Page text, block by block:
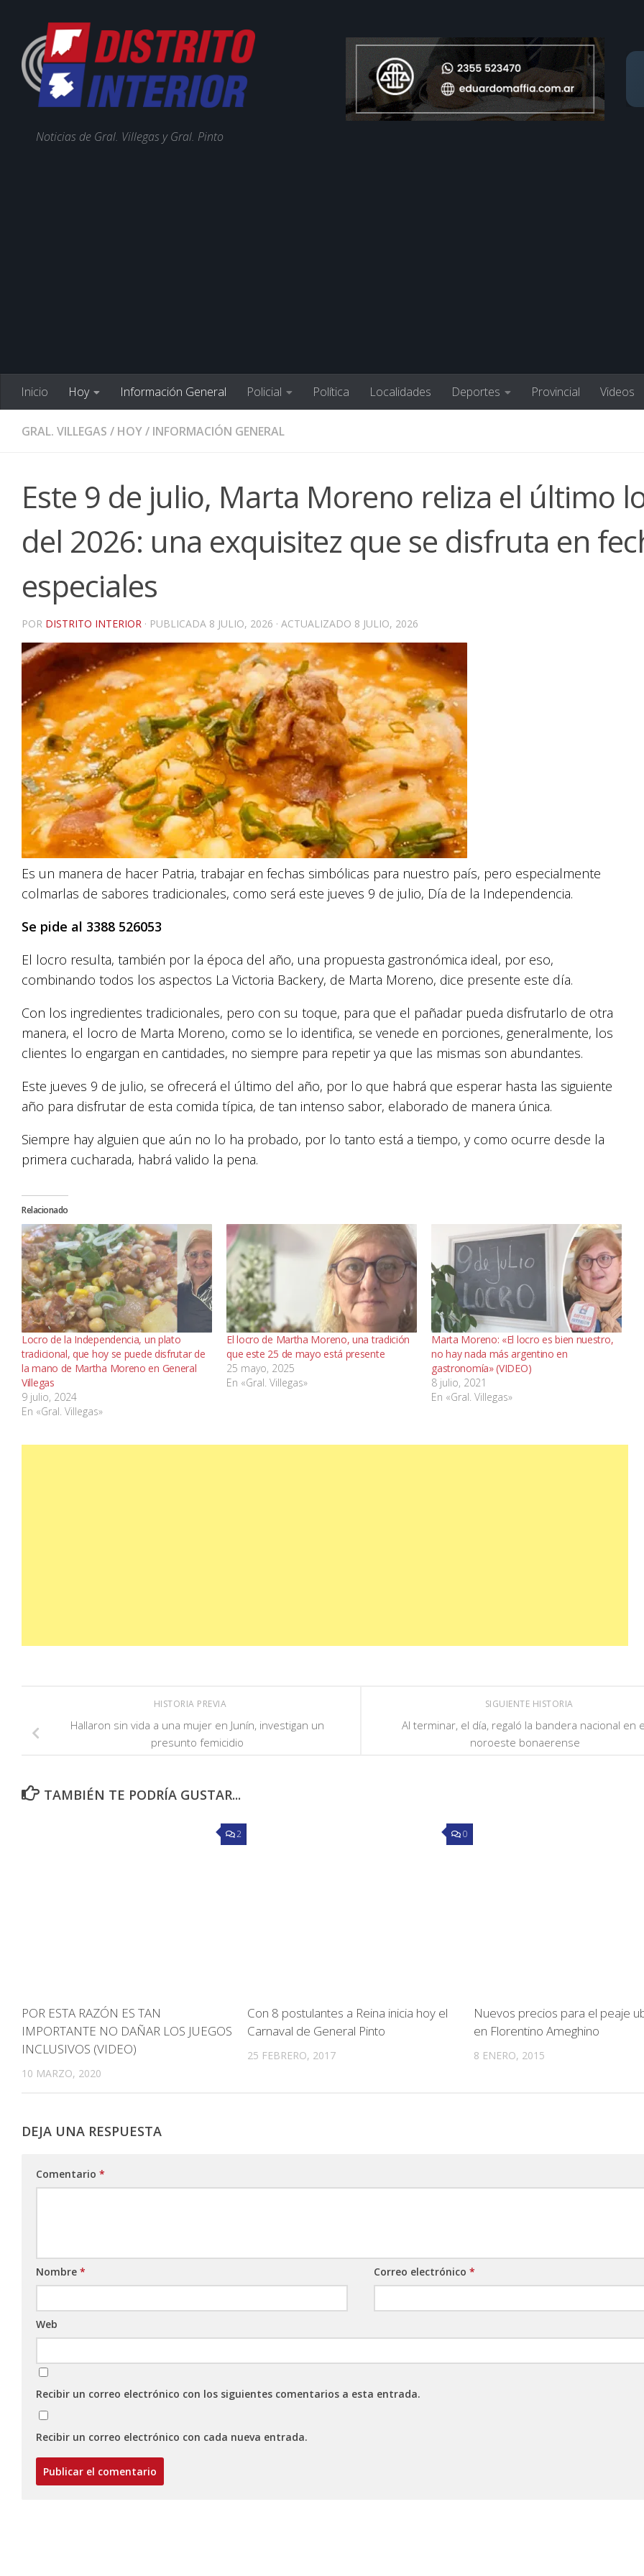
Noticias de Gral. Villegas y Gral. Pinto
Inicio Hoy Información General Policial Política Localidades Deportes Provincial Videos
GRAL. VILLEGAS / HOY/ INFORMACIÓN GENERAL
Este 9 de julio, Marta Moreno reliza el último
del 2026: una exquisitez que se disfruta en
especiales
POR DISTRITO INTERIOR · PUBLICADA 8 JULIO, 2026 · ACTUALIZADO 8 JULIO, 2026
Es un manera de hacer Patria, trabajar en fechas simbólicas para nuestro país, pero especialmente
colmarlas de sabores tradicionales, como será este jueves 9 de julio, Día de la Independencia.
Se pide al 3388 526053
El locro resulta, también por la época del año, una propuesta gastronómica ideal, por eso,
combinando todos los aspectos La Victoria Backery, de Marta Moreno, dice presente este día.
Con los ingredientes tradicionales, pero con su toque, para que el pañadar pueda disfrutarlo de otra
manera, el locro de Marta Moreno, como se lo identifica, se venede en porciones, generalmente, los
clientes lo engargan en cantidades, no siempre para repetir ya que las mismas son abundantes.
Este jueves 9 de julio, se ofrecerá el último del año, por lo que habrá que esperar hasta las siguiente
año para disfrutar de esta comida típica, de tan intenso sabor, elaborado de manera única.
Siempre hay alguien que aún no lo ha probado, por lo tanto está a tiempo, y como ocurre desde la
primera cucharada, habrá valido la pena.
Relacionado
Locro de la Independencia, un plato
tradicional, que hoy se puede disfrutar de
la mano de Martha Moreno en General
Villegas
9 julio, 2024
En «Gral. Villegas»
El locro de Martha Moreno, una tradición
que este 25 de mayo está presente
25 mayo, 2025
En «Gral. Villegas»
Marta Moreno: «El locro es bien nuestro,
no hay nada más argentino en
gastronomía» (VIDEO)
8 julio, 2021
En «Gral. Villegas»
SIGUIENTE HISTORIA
Al terminar, el día, regaló la bandera nacional en
noroeste bonaerense
HISTORIA PREVIA
Hallaron sin vida a una mujer en Junín, investigan un
presunto femicidio
TAMBIÉN TE PODRÍA GUSTAR...
2
POR ESTA RAZÓN ES TAN
IMPORTANTE NO DAÑAR LOS JUEGOS
INCLUSIVOS (VIDEO)
10 MARZO, 2020
0
Con 8 postulantes a Reina inicia hoy el
Carnaval de General Pinto
25 FEBRERO, 2017
Nuevos precios para el peaje
en Florentino Ameghino
8 ENERO, 2015
DEJA UNA RESPUESTA
Comentario *
Nombre * Correo electrónico*
Web
Recibir un correo electrónico con los siguientes comentarios a esta entrada.
Recibir un correo electrónico con cada nueva entrada.